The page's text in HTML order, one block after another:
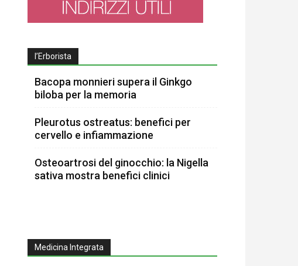
l’Erborista
Bacopa monnieri supera il Ginkgo
biloba per la memoria
Pleurotus ostreatus: benefici per
cervello e infiammazione
Osteoartrosi del ginocchio: la Nigella
sativa mostra benefici clinici
Medicina Integrata